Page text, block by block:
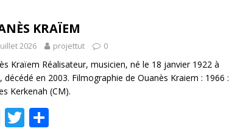
KRAÏEM
2026 projettut 0
Kraïem Réalisateur, musicien, né le 18 janvier 1922 à
décédé en 2003. Filmographie de Ouanès Kraiem : 1966 :
Kerkenah (CM).
F T